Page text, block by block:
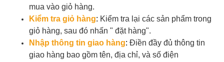
mua vào giỏ hàng.
Kiểm tra giỏ hàng: Kiểm tra lại các sản phẩm trong
giỏ hàng, sau đó nhấn " đặt hàng".
Nhập thông tin giao hàng: Điền đầy đủ thông tin
giao hàng bao gồm tên, địa chỉ, và số điện